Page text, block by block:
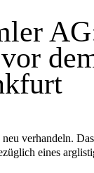
verhandeln. Das
eines